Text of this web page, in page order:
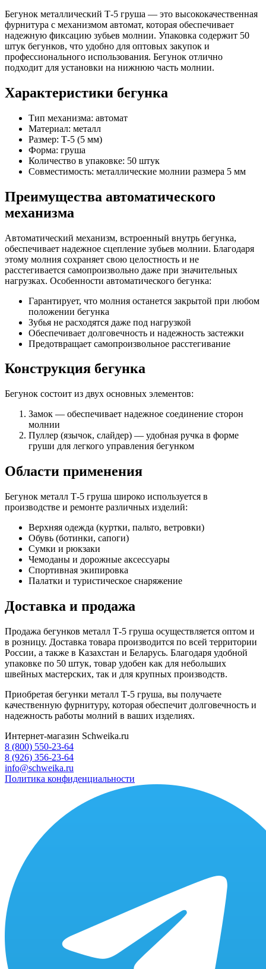
Бегунок металлический Т-5 груша — это высококачественная
фурнитура с механизмом автомат, которая обеспечивает
надежную фиксацию зубьев молнии. Упаковка содержит 50
штук бегунков, что удобно для оптовых закупок и
профессионального использования. Бегунок отлично
подходит для установки на нижнюю часть молнии.
Характеристики бегунка
Тип механизма: автомат
Материал: металл
Размер: Т-5 (5 мм)
Форма: груша
Количество в упаковке: 50 штук
Совместимость: металлические молнии размера 5 мм
Преимущества автоматического
механизма
Автоматический механизм, встроенный внутрь бегунка,
обеспечивает надежное сцепление зубьев молнии. Благодаря
этому молния сохраняет свою целостность и не
расстегивается самопроизвольно даже при значительных
нагрузках. Особенности автоматического бегунка:
Гарантирует, что молния останется закрытой при любом
положении бегунка
Зубья не расходятся даже под нагрузкой
Обеспечивает долговечность и надежность застежки
Предотвращает самопроизвольное расстегивание
Конструкция бегунка
Бегунок состоит из двух основных элементов:
Замок — обеспечивает надежное соединение сторон
молнии
Пуллер (язычок, слайдер) — удобная ручка в форме
груши для легкого управления бегунком
Области применения
Бегунок металл Т-5 груша широко используется в
производстве и ремонте различных изделий:
Верхняя одежда (куртки, пальто, ветровки)
Обувь (ботинки, сапоги)
Сумки и рюкзаки
Чемоданы и дорожные аксессуары
Спортивная экипировка
Палатки и туристическое снаряжение
Доставка и продажа
Продажа бегунков металл Т-5 груша осуществляется оптом и
в розницу. Доставка товара производится по всей территории
России, а также в Казахстан и Беларусь. Благодаря удобной
упаковке по 50 штук, товар удобен как для небольших
швейных мастерских, так и для крупных производств.
Приобретая бегунки металл Т-5 груша, вы получаете
качественную фурнитуру, которая обеспечит долговечность и
надежность работы молний в ваших изделиях.
Интернет-магазин Schweika.ru
8 (800) 550-23-64
8 (926) 356-23-64
info@schweika.ru
Политика конфиденциальности